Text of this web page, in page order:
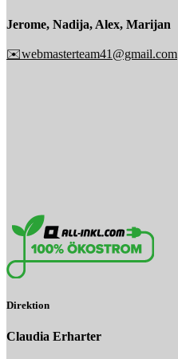
Jerome, Nadija, Alex, Marijan
✉️webmasterteam41@gmail.com
Direktion
Claudia Erharter